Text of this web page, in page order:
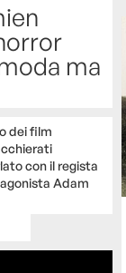
ma
dei film
con il regista
Adam